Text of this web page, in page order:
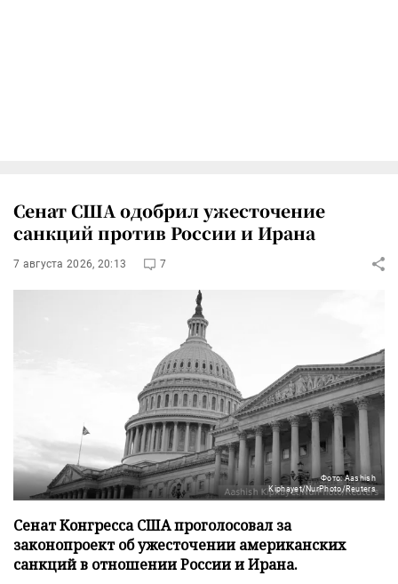
Сенат США одобрил ужесточение
санкций против России и Ирана
7 августа 2026, 20:13 7
Фото: Aashish
Kiphayet/NurPhoto/Reuters
Сенат Конгресса США проголосовал за
законопроект об ужесточении американских
санкций в отношении России и Ирана.